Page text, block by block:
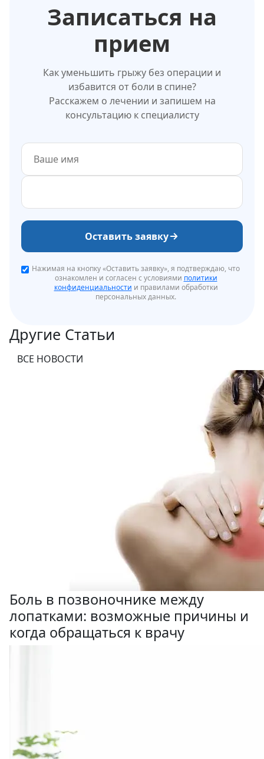
Записаться на
прием
Как уменьшить грыжу без операции и
избавится от боли в спине?
Расскажем о лечении и запишем на
консультацию к специалисту
Оставить заявку
Нажимая на кнопку «Оставить заявку», я подтверждаю, что
ознакомлен и согласен с условиями политики
конфиденциальности и правилами обработки
персональных данных.
Другие Статьи
ВСЕ НОВОСТИ
Боль в позвоночнике между
лопатками: возможные причины и
когда обращаться к врачу